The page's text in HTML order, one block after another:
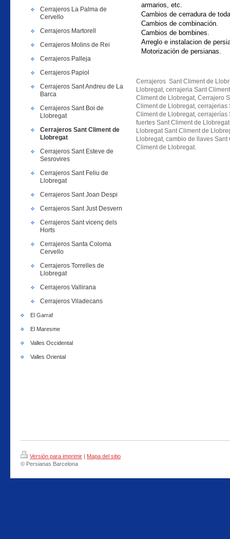
Cerrajeros La Palma de
Cervello
Cerrajeros Martorell
Cerrajeros Molins de Rei
Cerrajeros Palleja
Cerrajeros Papiol
Cerrajeros Sant Andreu de La
Barca
Cerrajeros Sant Boi de
Llobregat
Cerrajeros Sant Climent de
Llobregat
Cerrajeros Sant Esteve de
Sesrovires
Cerrajeros Sant Feliu de
Llobregat
Cerrajeros Sant Joan Despi
Cerrajeros Sant Just Desvern
Cerrajeros Sant vicenç dels
Horts
Cerrajeros Santa Coloma
Cervello
Cerrajeros Torrelles de
Llobregat
Cerrajeros Vallirana
Cerrajeros Viladecans
El Garraf
El Maresme
Valles Occidental
Valles Oriental
armarios, etc.
Cambios de cerradura de
Cambios de combinación.
Cambios de bombines.
Arreglo e instalacion de
Motorización de persianas.
Cerrajeros Sant Climent de
Llobregat, cerrajeria Sant
Climent de Llobregat, Cerrajero
Climent de Llobregat,
Climent de Llobregat,
fuertes Sant Climent de
Llobregat Sant Climent de
Llobregat, cambio de llaves
Climent de Llobregat.
Versión para imprimir | Mapa del sitio
© Persianas Barcelona